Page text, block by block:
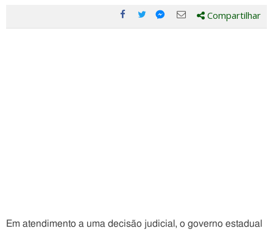
Compartilhe
Compartilhe
Compartilhe
Compartilhe
Compartilhar
Em atendimento a uma decisão judicial, o governo estadual